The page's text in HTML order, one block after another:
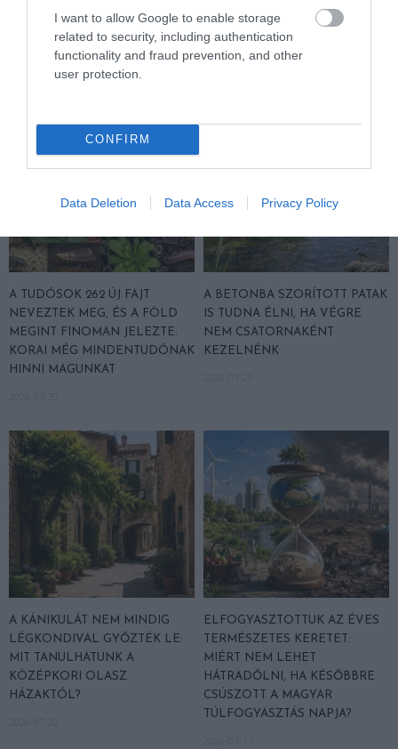
I want to allow Google to enable storage
related to security, including authentication
functionality and fraud prevention, and other
user protection.
CONFIRM
Data Deletion Data Access Privacy Policy
ALATTA A TERMÉSZETTEL?
2026-08-03
VÁLTOZATOS NÖVÉNYZET
ASZÁLY IDEJÉN IS OKOSABB
STRATÉGIA
A TUDÓSOK 262 ÚJ FAJT
NEVEZTEK MEG, ÉS A FÖLD
MEGINT FINOMAN JELEZTE:
KORAI MÉG MINDENTUDÓNAK
HINNI MAGUNKAT
A BETONBA SZORÍTOTT PATAK
IS TUDNA ÉLNI, HA VÉGRE
NEM CSATORNAKÉNT
KEZELNÉNK
A KÁNIKULÁT NEM MINDIG
LÉGKONDIVAL GYŐZTÉK LE:
MIT TANULHATUNK A
KÖZÉPKORI OLASZ
HÁZAKTÓL?
ELFOGYASZTOTTUK AZ ÉVES
TERMÉSZETES KERETET:
MIÉRT NEM LEHET
HÁTRADŐLNI, HA KÉSŐBBRE
CSÚSZOTT A MAGYAR
TÚLFOGYASZTÁS NAPJA?